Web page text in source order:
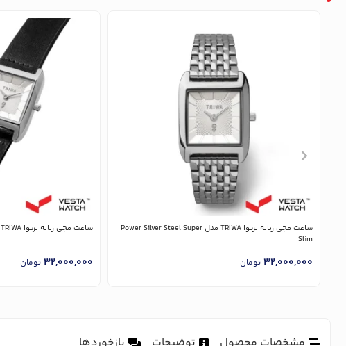
ساعت مچی زنانه تریوا TRIWA مدل Power Silver Steel Super
Slim
32,000,000 تومان
ساعت مچی زنانه تریوا TRIWA مدل Power Steel Black Classic
32,000,000 تومان